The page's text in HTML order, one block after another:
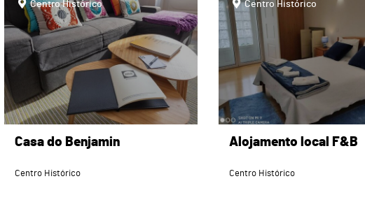
Centro Histórico
Casa do Benjamin
Centro Histórico
Centro Histórico
Alojamento local F&B
Centro Histórico